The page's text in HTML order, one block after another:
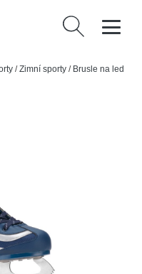
Vyhledávání
/Zimní sporty / Brusle na led